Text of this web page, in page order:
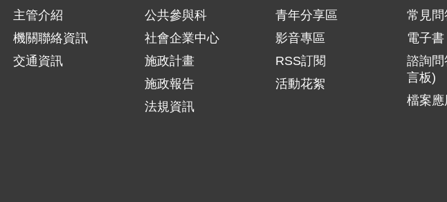
主管介紹
機關聯絡資訊
交通資訊
公共參與科
社會企業中心
施政計畫
施政報告
法規資訊
青年分享區
影音專區
RSS訂閱
活動花絮
常見問
電子書
諮詢問
言板)
檔案應